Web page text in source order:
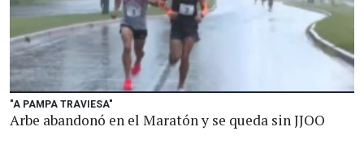
"A PAMPA TRAVIESA"
Arbe abandonó en el Maratón y se queda sin JJOO